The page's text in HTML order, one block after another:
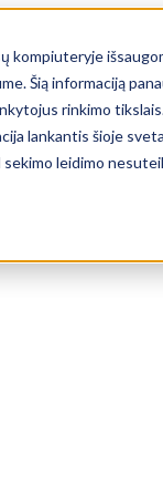
kompiuteryje
Šią informaciją
rinkimo
lankantis šioje
leidimo